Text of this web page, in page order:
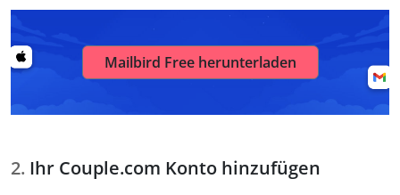
Mailbird Free herunterladen
Ihr Couple.com Konto hinzufügen